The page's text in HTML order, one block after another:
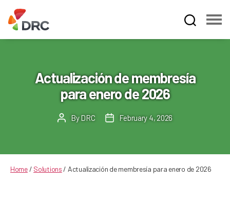
Dispute
Resolution
Corporation
Actualización de membresía
para enero de 2026
PostBy DRC
PostFebruary 4, 2026
Home/ Solutions / Actualización de membresía para enero de 2026